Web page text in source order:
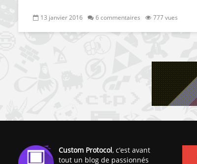
13 janvier 2016 6 commentaires 777 vues
Custom Protocol, c’est avant
tout un blog de passionnés